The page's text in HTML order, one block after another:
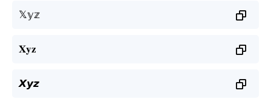
𝕏𝕪𝕫
𝐗𝐲𝐳
𝙓𝙮𝙯